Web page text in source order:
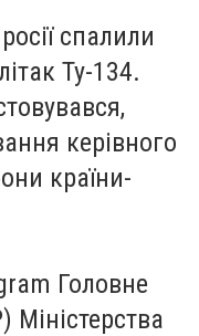
спалили
Ту-134.
керівного
країни-
Головне
Міністерства